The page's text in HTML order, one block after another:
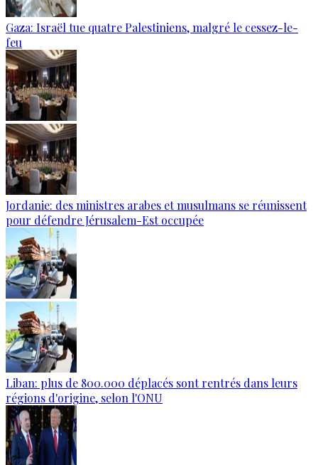
Gaza: Israël tue quatre Palestiniens, malgré le cessez-le-
feu
Jordanie: des ministres arabes et musulmans se réunissent
pour défendre Jérusalem-Est occupée
Liban: plus de 800.000 déplacés sont rentrés dans leurs
régions d'origine, selon l'ONU